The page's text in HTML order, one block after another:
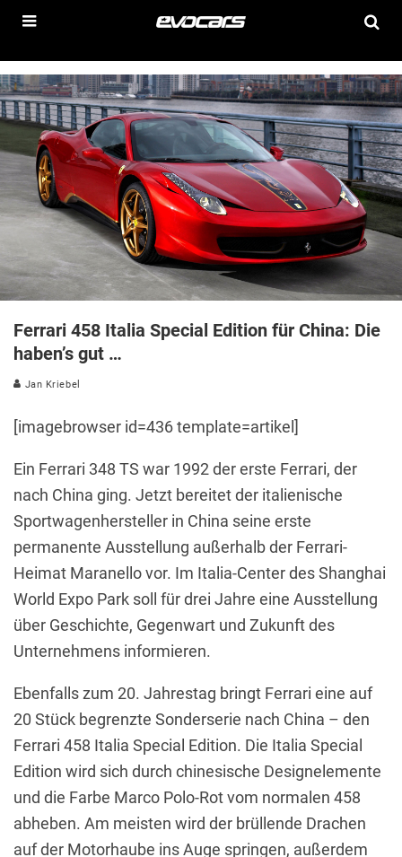
Ferrari 458 Italia Special Edition für China: Die
haben’s gut …
Jan Kriebel
[imagebrowser id=436 template=artikel]
Ein Ferrari 348 TS war 1992 der erste Ferrari, der
nach China ging. Jetzt bereitet der italienische
Sportwagenhersteller in China seine erste
permanente Ausstellung außerhalb der Ferrari-
Heimat Maranello vor. Im Italia-Center des Shanghai
World Expo Park soll für drei Jahre eine Ausstellung
über Geschichte, Gegenwart und Zukunft des
Unternehmens informieren.
Ebenfalls zum 20. Jahrestag bringt Ferrari eine auf
20 Stück begrenzte Sonderserie nach China – den
Ferrari 458 Italia Special Edition. Die Italia Special
Edition wird sich durch chinesische Designelemente
und die Farbe Marco Polo-Rot vom normalen 458
abheben. Am meisten wird der brüllende Drachen
auf der Motorhaube ins Auge springen, außerdem